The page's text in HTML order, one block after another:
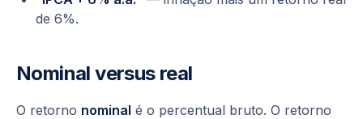
de 6%.
Nominal versus real
O retorno nominal é o percentual bruto. O retorno